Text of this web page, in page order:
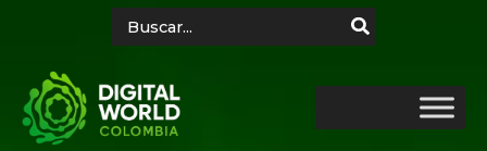
contenido
for: